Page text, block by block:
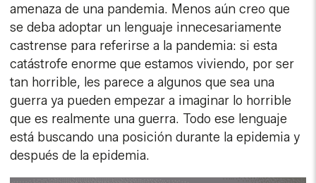
amenaza de una pandemia. Menos aún creo que
se deba adoptar un lenguaje innecesariamente
castrense para referirse a la pandemia: si esta
catástrofe enorme que estamos viviendo, por ser
tan horrible, les parece a algunos que sea una
guerra ya pueden empezar a imaginar lo horrible
que es realmente una guerra. Todo ese lenguaje
está buscando una posición durante la epidemia y
después de la epidemia.